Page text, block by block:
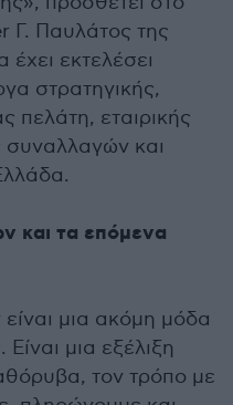
Παυλάτος της
εκτελέσει
στρατηγικής,
πελάτη, εταιρικής
και
και τα επόμενα
μια ακόμη μόδα
μια εξέλιξη
τον τρόπο με